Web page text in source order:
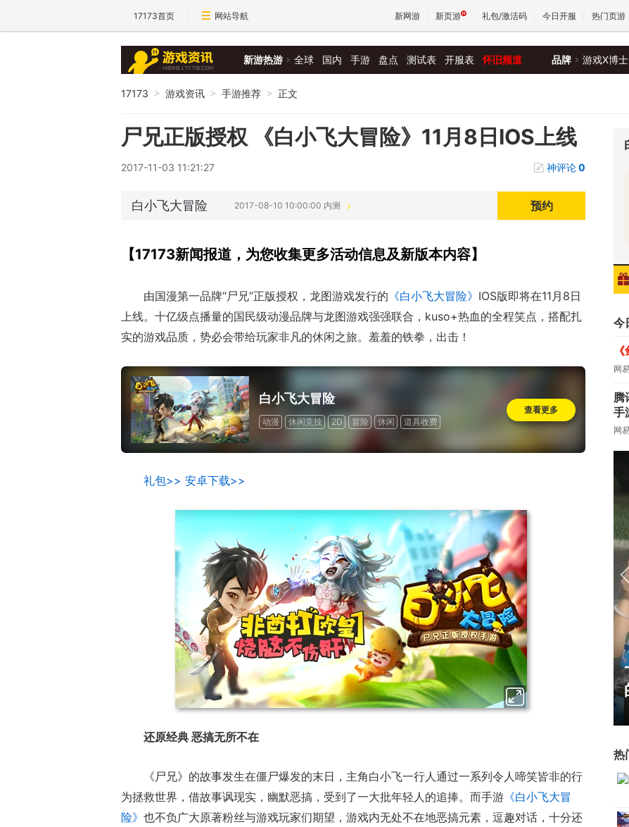
17173首页 网站导航 新网游 新页游 礼包/激活码 今日开服 热门页游
新游热游 全球 国内 手游 盘点 测试表 开服表 怀旧频道 品牌 游戏X博士
17173 > 游戏资讯 > 手游推荐 > 正文
尸兄正版授权 《白小飞大冒险》11月8日IOS上线
2017-11-03 11:21:27 神评论0
白小飞大冒险 2017-08-10 10:00:00 内测 预约
【17173新闻报道，为您收集更多活动信息及新版本内容】
由国漫第一品牌“尸兄”正版授权，龙图游戏发行的 《白小飞大冒险》 IOS版即将在11月8日
上线。十亿级点播量的国民级动漫品牌与龙图游戏强强联合，kuso+热血的全程笑点，搭配扎
实的游戏品质，势必会带给玩家非凡的休闲之旅。羞羞的铁拳，出击！
白小飞大冒险
动漫 休闲竞技 2D 冒险 休闲 道具收费
查看更多
礼包>> 安卓下载>>
还原经典 恶搞无所不在
《尸兄》的故事发生在僵尸爆发的末日，主角白小飞一行人通过一系列令人啼笑皆非的行
为拯救世界，借故事讽现实，幽默恶搞，受到了一大批年轻人的追捧。而手游 《白小飞大冒
险》 也不负广大原著粉丝与游戏玩家们期望，游戏内无处不在地恶搞元素，逗趣对话，十分还
今
网
腾
手
网
17周年庆典 争霸赛大区火
爆开启
一看吓一跳：雷死人不偿命
的囧图集（1170）
热